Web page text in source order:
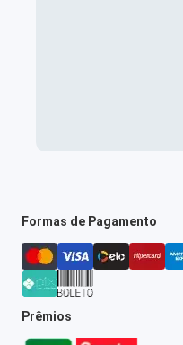
Formas de Pagamento
Prêmios